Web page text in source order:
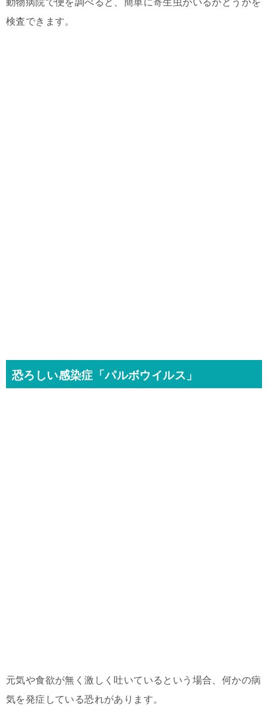
動物病院で便を調べると、簡単に寄生虫がいるかどうかを
検査できます。
恐ろしい感染症「パルボウイルス」
元気や食欲が無く激しく吐いているという場合、何かの病
気を発症している恐れがあります。